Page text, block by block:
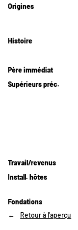
Origines
Histoire
Père immédiat
Supérieurs préc.
Travail/revenus
Install. hôtes
Fondations
Retour à l'aperçu